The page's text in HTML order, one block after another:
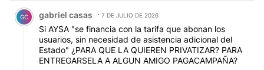
Comentario de gabriel casas.
GC gabriel casas 7 DE JULIO DE 2026
Si AYSA "se financia con la tarifa que abonan los
usuarios, sin necesidad de asistencia adicional del
Estado" ¿PARA QUE LA QUIEREN PRIVATIZAR? PARA
ENTREGARSELA A ALGUN AMIGO PAGACAMPAÑA?